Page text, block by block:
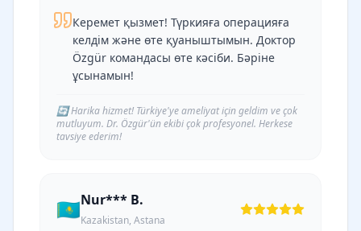
Керемет қызмет! Түркияға операцияға
келдім және өте қуаныштымын. Доктор
Özgür командасы өте кәсіби. Бәріне
ұсынамын!
🔄Harika hizmet! Türkiye'ye ameliyat için geldim ve çok
mutluyum. Dr. Özgür'ün ekibi çok profesyonel. Herkese
tavsiye ederim!
🇰🇿Nur*** B.
Kazakistan, Astana